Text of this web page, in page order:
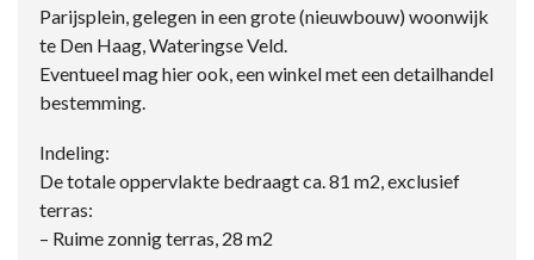
Parijsplein, gelegen in een grote (nieuwbouw) woonwijk
te Den Haag, Wateringse Veld.
Eventueel mag hier ook, een winkel met een detailhandel
bestemming.
Indeling:
De totale oppervlakte bedraagt ca. 81 m2, exclusief
terras:
– Ruime zonnig terras, 28 m2